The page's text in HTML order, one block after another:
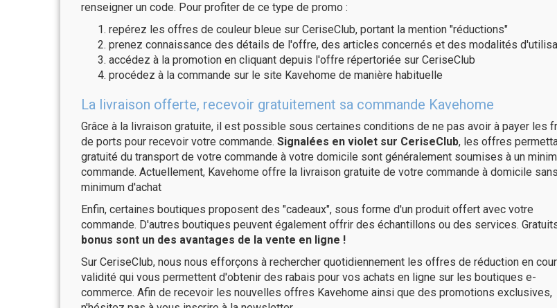
renseigner un code. Pour profiter de ce type de promo :
repérez les offres de couleur bleue sur CeriseClub, portant la mention "réductions"
prenez connaissance des détails de l'offre, des articles concernés et des modalités
accédez à la promotion en cliquant depuis l'offre répertoriée sur CeriseClub
procédez à la commande sur le site Kavehome de manière habituelle
La livraison offerte, recevoir gratuitement sa commande Kavehome
Grâce à la livraison gratuite, il est possible sous certaines conditions de ne pas avoir à payer les
de ports pour recevoir votre commande. Signalées en violet sur CeriseClub, les offres
gratuité du transport de votre commande à votre domicile sont généralement soumises à un
commande. Actuellement, Kavehome offre la livraison gratuite de votre commande à domicile sans
minimum d'achat
Enfin, certaines boutiques proposent des "cadeaux", sous forme d'un produit offert avec votre
commande. D'autres boutiques peuvent également offrir des échantillons ou des services.
bonus sont un des avantages de la vente en ligne !
Sur CeriseClub, nous nous efforçons à rechercher quotidiennement les offres de réduction en
validité qui vous permettent d'obtenir des rabais pour vos achats en ligne sur les boutiques e-
commerce. Afin de recevoir les nouvelles offres Kavehome ainsi que des promotions exclusives,